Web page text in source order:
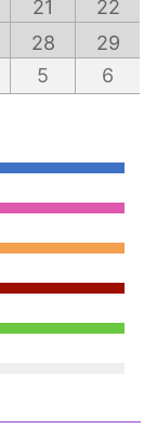
21
22
28
29
5 6